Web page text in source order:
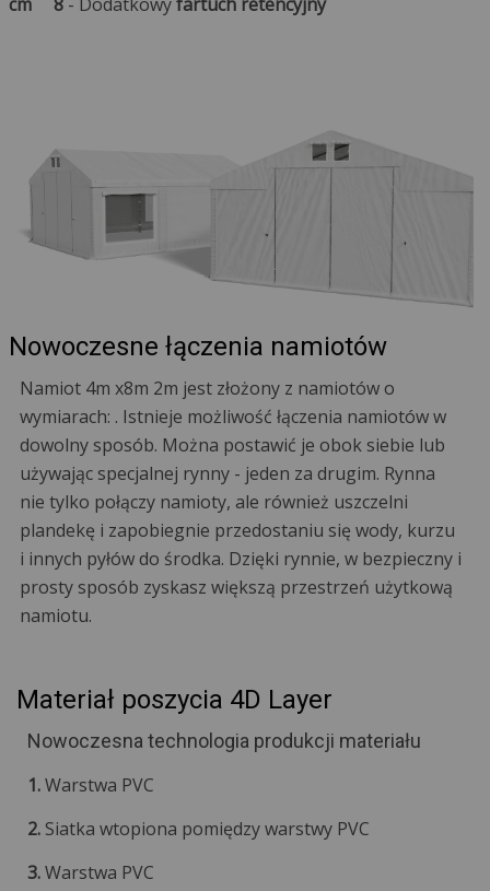
Nowoczesne łączenia namiotów
Namiot 4m x8m 2m jest złożony z namiotów o
wymiarach: . Istnieje możliwość łączenia namiotów w
dowolny sposób. Można postawić je obok siebie lub
używając specjalnej rynny - jeden za drugim. Rynna
nie tylko połączy namioty, ale również uszczelni
plandekę i zapobiegnie przedostaniu się wody, kurzu
i innych pyłów do środka. Dzięki rynnie, w bezpieczny i
prosty sposób zyskasz większą przestrzeń użytkową
namiotu.
Materiał poszycia 4D Layer
Nowoczesna technologia produkcji materiału
1.Warstwa PVC
2. Siatka wtopiona pomiędzy warstwy PVC
3.Warstwa PVC